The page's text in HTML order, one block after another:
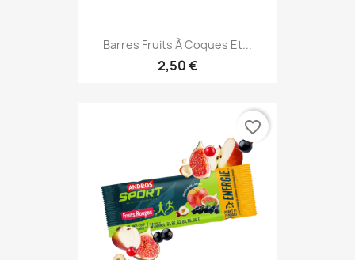
Barres Fruits À Coques Et...
2,50 €
favorite_border